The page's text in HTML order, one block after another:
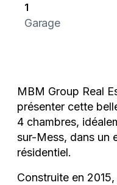
1
Garage
MBM Group Real
présenter cette
4 chambres,
sur-Mess, dans un
résidentiel.
Construite en